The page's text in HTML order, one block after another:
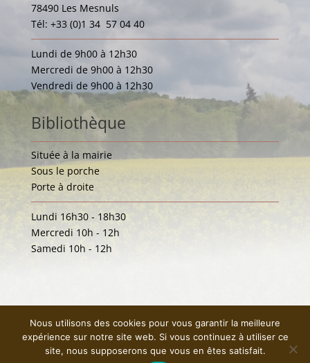
78490 Les Mesnuls
Tél: +33 (0)1 34 57 04 40
Lundi de 9h00 à 12h30
Mercredi de 9h00 à 12h30
Vendredi de 9h00 à 12h30
Bibliothèque
Située à la mairie
Sous le porche
Porte à droite
Lundi 16h30 - 18h30
Mercredi 10h - 12h
Samedi 10h - 12h
Nous utilisons des cookies pour vous garantir la meilleure
expérience sur notre site web. Si vous continuez à utiliser ce
site, nous supposerons que vous en êtes satisfait.